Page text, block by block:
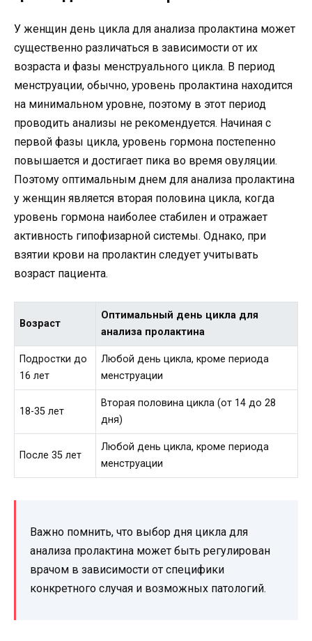
У женщин день цикла для анализа пролактина может
существенно различаться в зависимости от их
возраста и фазы менструального цикла. В период
менструации, обычно, уровень пролактина находится
на минимальном уровне, поэтому в этот период
проводить анализы не рекомендуется. Начиная с
первой фазы цикла, уровень гормона постепенно
повышается и достигает пика во время овуляции.
Поэтому оптимальным днем для анализа пролактина
у женщин является вторая половина цикла, когда
уровень гормона наиболее стабилен и отражает
активность гипофизарной системы. Однако, при
взятии крови на пролактин следует учитывать
возраст пациента.
Возраст
Оптимальный день цикла для
анализа пролактина
Подростки до
16 лет
Любой день цикла, кроме периода
менструации
18-35 лет
Вторая половина цикла (от 14 до 28
дня)
После 35 лет
Любой день цикла, кроме периода
менструации
Важно помнить, что выбор дня цикла для
анализа пролактина может быть регулирован
врачом в зависимости от специфики
конкретного случая и возможных патологий.